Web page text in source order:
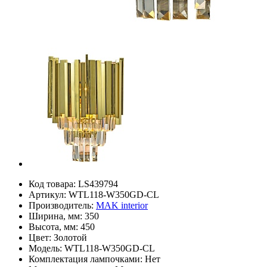
Код товара: LS439794
Артикул: WTL118-W350GD-CL
Производитель: MAK interior
Ширина, мм: 350
Высота, мм: 450
Цвет: Золотой
Модель: WTL118-W350GD-CL
Комплектация лампочками: Нет